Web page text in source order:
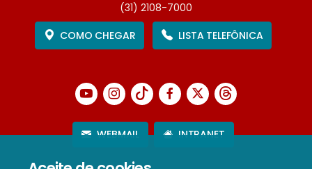
(31) 2108-7000
COMO CHEGAR
LISTA TELEFÔNICA
WEBMAIL INTRANET